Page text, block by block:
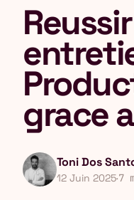
grace
Toni Dos
12 Juin 2025·7